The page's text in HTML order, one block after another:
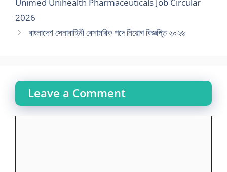
Unimed Unihealth Pharmaceuticals Job Circular
2026
বাংলাদেশ সেনাবাহিনী বেসামরিক পদে নিয়োগ বিজ্ঞপ্তি ২০২৬
Leave a Comment